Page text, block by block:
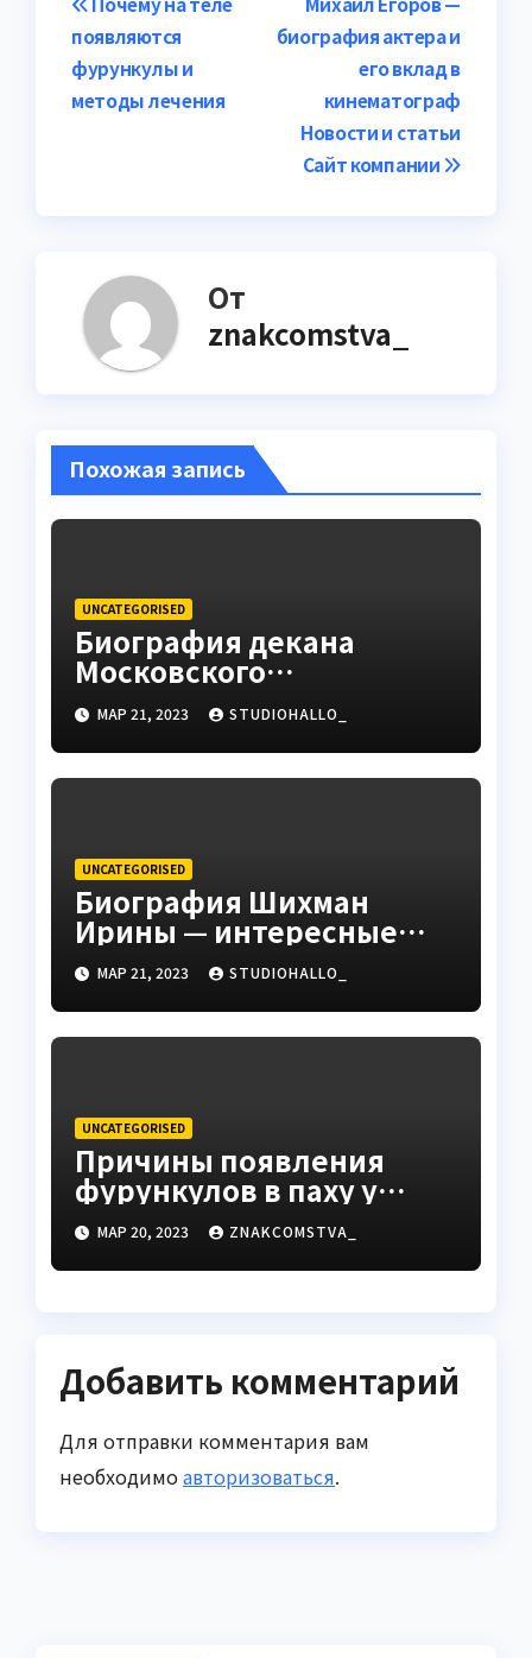
по
записям
биография актера и
его вклад в
кинематограф
Новости и статьи
Сайт компании
появляются
фурункулы и
методы лечения
От
znakcomstva_
Похожая запись
UNCATEGORISED
Биография декана
Московского
государственного
университета Андрея
Сидорова — от студента
до руководителя
МАР 21, 2023 STUDIOHALLO_
UNCATEGORISED
Биография Шихман
Ирины — интересные
факты, достижения и
путь к успеху
МАР 21, 2023 STUDIOHALLO_
UNCATEGORISED
Причины появления
фурункулов в паху у
мужчин
МАР 20, 2023 ZNAKCOMSTVA_
Добавить комментарий
Для отправки комментария вам
необходимоавторизоваться.